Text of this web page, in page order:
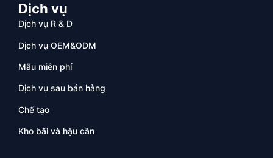
Dịch vụ
Dịch vụ R & D
Dịch vụ OEM&ODM
Mẫu miễn phí
Dịch vụ sau bán hàng
Chế tạo
Kho bãi và hậu cần